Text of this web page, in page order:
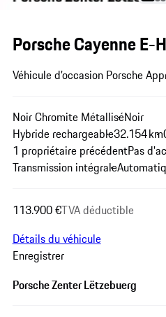
Porsche Cayenne E-
Véhicule d’occasion Porsche
Noir Chromite MétalliséNoir
Hybride rechargeable32.154 km
1 propriétaire précédentPas
Transmission intégrale
113.900 €TVA déductible
Détails du véhicule
Enregistrer
Porsche Zenter Lëtzebuerg